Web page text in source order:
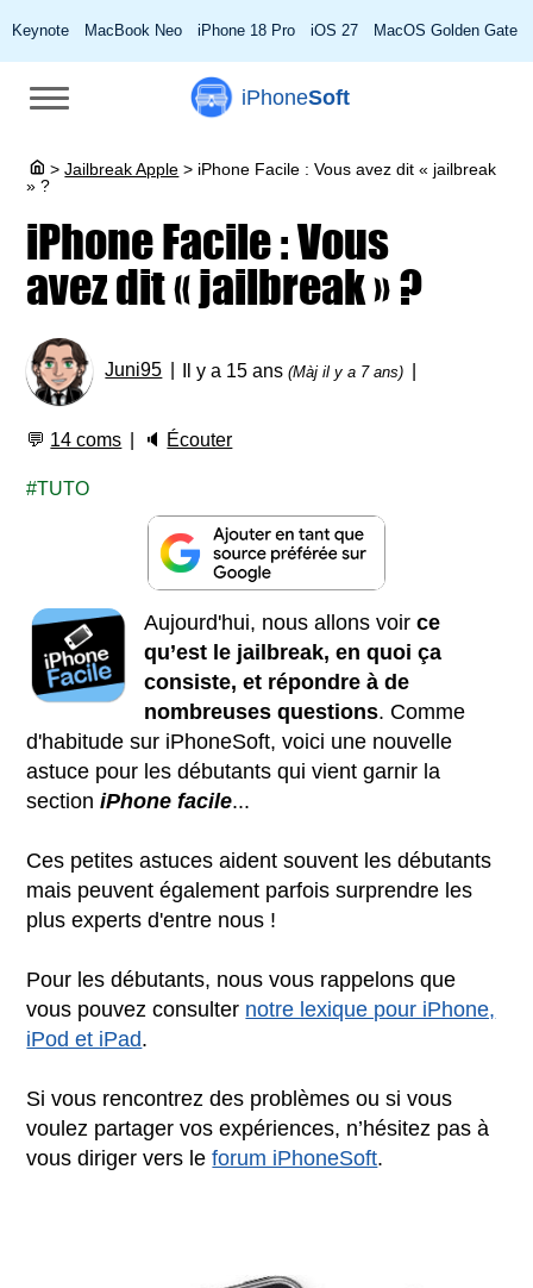
Keynote MacBook Neo iPhone 18 Pro iOS 27 MacOS Golden Gate
iPhoneSoft
> Jailbreak Apple > iPhone Facile : Vous avez dit « jailbreak
» ?
iPhone Facile : Vous
avez dit « jailbreak » ?
Juni95 Il y a 15 ans(Màj il y a 7 ans)
💬 14 coms 🔈 Écouter
TUTO
Aujourd'hui, nous allons voirce
qu’est le jailbreak, en quoi ça
consiste, et répondre à de
nombreuses questions. Comme
d'habitude sur iPhoneSoft, voici une nouvelle
astuce pour les débutants qui vient garnir la
sectioniPhone facile...
Ces petites astuces aident souvent les débutants
mais peuvent également parfois surprendre les
plus experts d'entre nous !
Pour les débutants, nous vous rappelons que
vous pouvez consulter notre lexique pour iPhone,
iPod et iPad.
Si vous rencontrez des problèmes ou si vous
voulez partager vos expériences, n’hésitez pas à
vous diriger vers leforum iPhoneSoft.